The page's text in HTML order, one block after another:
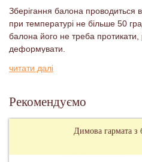
Зберігання балона проводиться
при температурі не більше 50
балона його не треба протикати,
деформувати.
читати далі
Рекомендуємо
Димова гармата з